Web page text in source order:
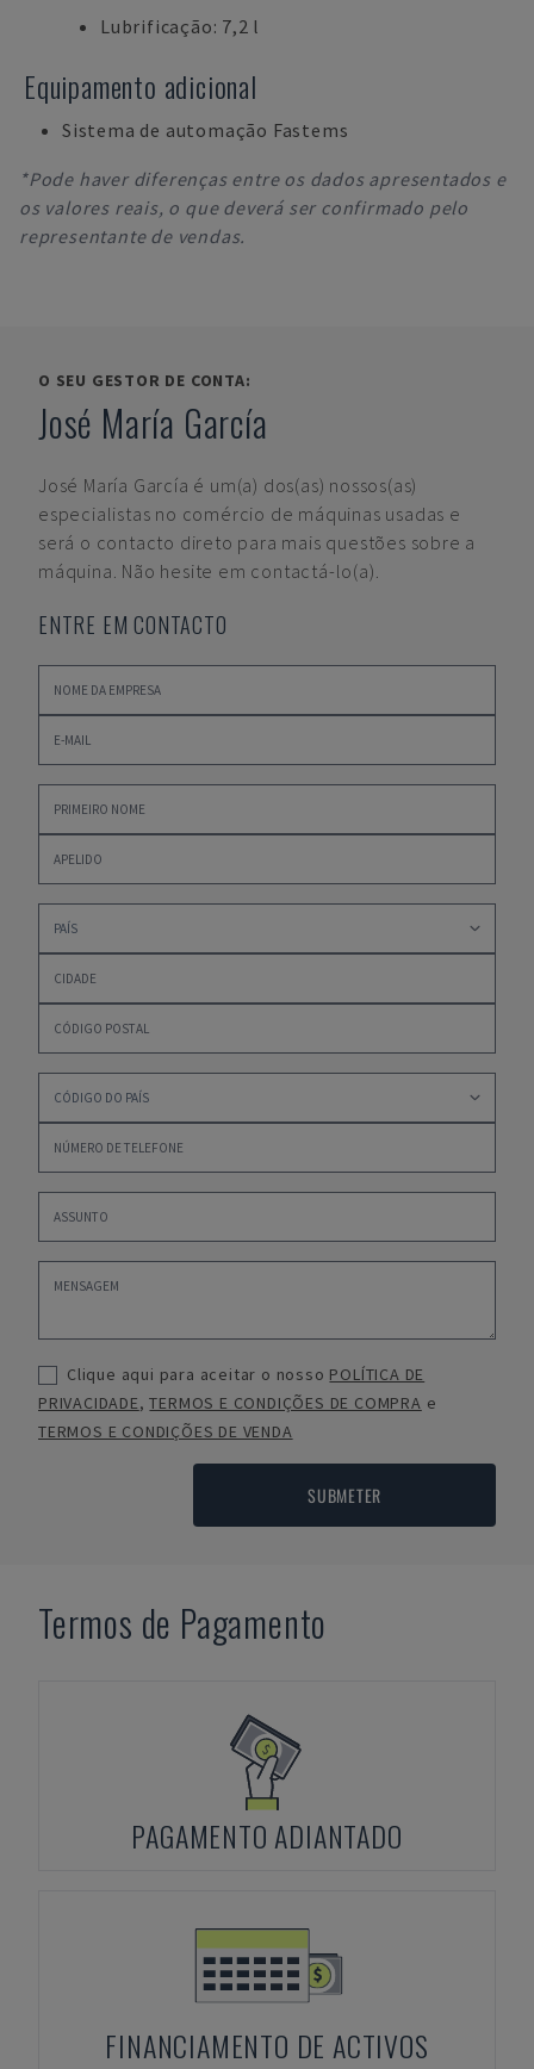
Lubrificação: 7,2 l
Equipamento adicional
Sistema de automação Fastems
*Pode haver diferenças entre os dados apresentados e
os valores reais, o que deverá ser confirmado pelo
representante de vendas.
O SEU GESTOR DE CONTA:
José María García
José María García é um(a) dos(as) nossos(as)
especialistas no comércio de máquinas usadas e
será o contacto direto para mais questões sobre a
máquina. Não hesite em contactá-lo(a).
ENTRE EM CONTACTO
Clique aqui para aceitar o nosso POLÍTICA DE
PRIVACIDADE,TERMOS E CONDIÇÕES DE COMPRA e
TERMOS E CONDIÇÕES DE VENDA
SUBMETER
Termos de Pagamento
PAGAMENTO ADIANTADO
FINANCIAMENTO DE ACTIVOS